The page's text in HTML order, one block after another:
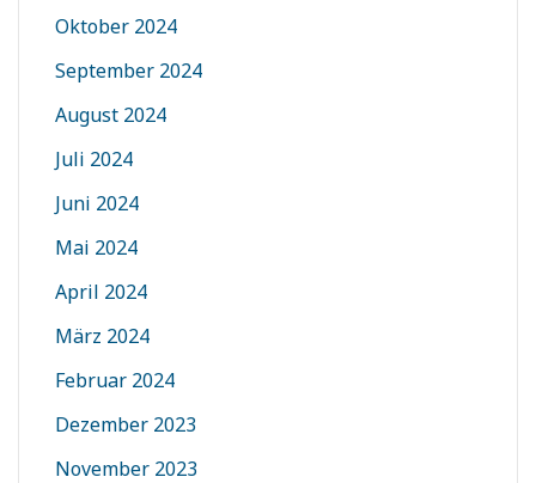
Oktober 2024
September 2024
August 2024
Juli 2024
Juni 2024
Mai 2024
April 2024
März 2024
Februar 2024
Dezember 2023
November 2023